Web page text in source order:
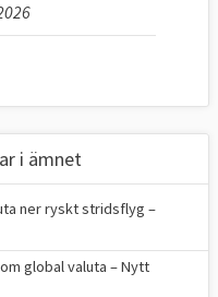
i ämnet
ner ryskt stridsflyg –
global valuta – Nytt